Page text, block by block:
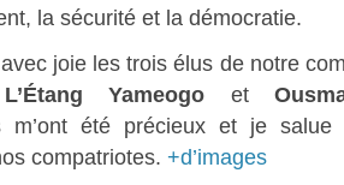
la sécurité et la démocratie.
avec joie les trois élus de notre
Yameogo et
m’ont été précieux et je
compatriotes. +d’images